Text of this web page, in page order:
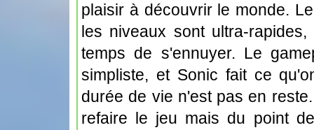
plaisir à découvrir le monde.
les niveaux sont ultra-
temps de s'ennuyer. Le
simpliste, et Sonic fait ce
durée de vie n'est pas en
refaire le jeu mais du point